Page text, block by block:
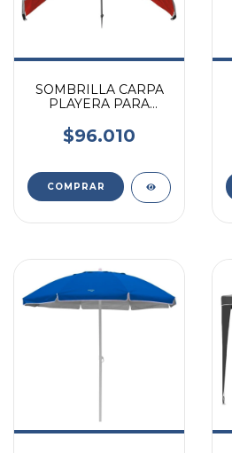
SOMBRILLA CARPA
PLAYERA PARA
VONNE SCP04
$96.010